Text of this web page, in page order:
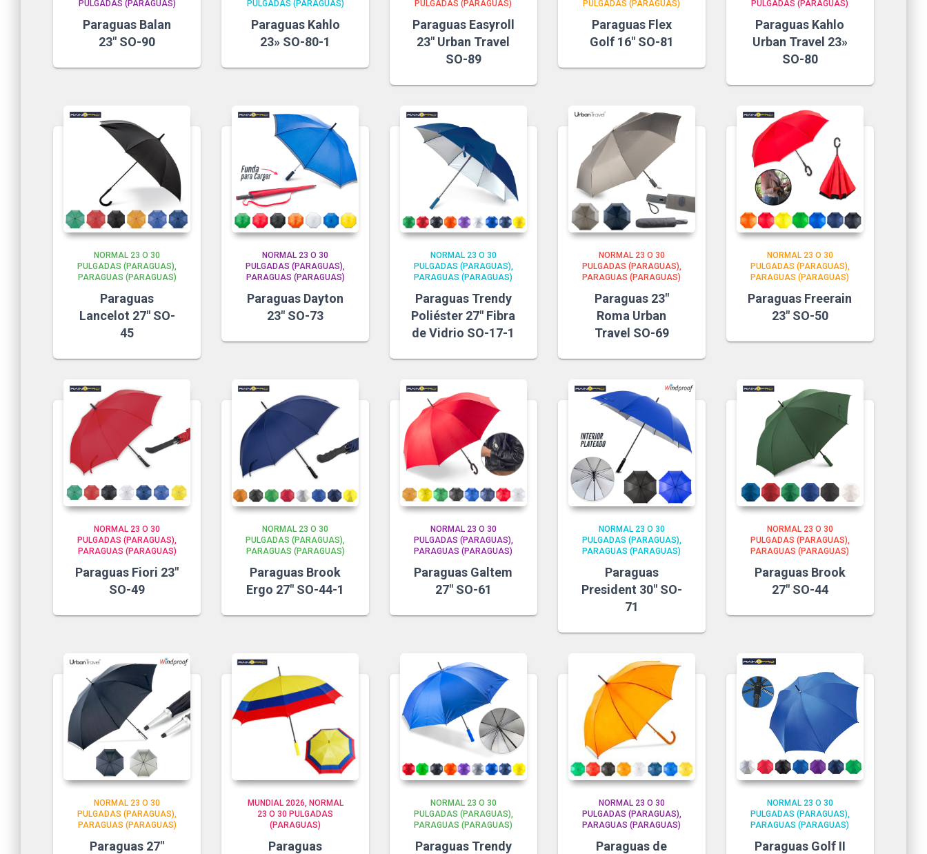
PULGADAS (PARAGUAS)
Paraguas Balan
23″ SO-90
PULGADAS (PARAGUAS)
Paraguas Kahlo
23» SO-80-1
PULGADAS (PARAGUAS)
Paraguas Easyroll
23″ Urban Travel
SO-89
PULGADAS (PARAGUAS)
Paraguas Flex
Golf 16″ SO-81
PULGADAS (PARAGUAS)
Paraguas Kahlo
Urban Travel 23»
SO-80
NORMAL 23 O 30
PULGADAS (PARAGUAS)
PARAGUAS (PARAGUAS)
Paraguas
Lancelot 27″ SO-
45
NORMAL 23 O 30
PULGADAS (PARAGUAS)
PARAGUAS (PARAGUAS)
Paraguas Dayton
23″ SO-73
NORMAL 23 O 30
PULGADAS (PARAGUAS)
PARAGUAS (PARAGUAS)
Paraguas Trendy
Poliéster 27″ Fibra
de Vidrio SO-17-1
NORMAL 23 O 30
PULGADAS (PARAGUAS)
PARAGUAS (PARAGUAS)
Paraguas 23″
Roma Urban
Travel SO-69
NORMAL 23 O 30
PULGADAS (PARAGUAS)
PARAGUAS (PARAGUAS)
Paraguas Freerain
23″ SO-50
NORMAL 23 O 30
PULGADAS (PARAGUAS)
PARAGUAS (PARAGUAS)
Paraguas Fiori 23″
SO-49
NORMAL 23 O 30
PULGADAS (PARAGUAS)
PARAGUAS (PARAGUAS)
Paraguas Brook
Ergo 27″ SO-44-1
NORMAL 23 O 30
PULGADAS (PARAGUAS)
PARAGUAS (PARAGUAS)
Paraguas Galtem
27″ SO-61
NORMAL 23 O 30
PULGADAS (PARAGUAS)
PARAGUAS (PARAGUAS)
Paraguas
President 30″ SO-
71
NORMAL 23 O 30
PULGADAS (PARAGUAS)
PARAGUAS (PARAGUAS)
Paraguas Brook
27″ SO-44
NORMAL 23 O 30
PULGADAS (PARAGUAS)
PARAGUAS (PARAGUAS)
Paraguas 27″
MUNDIAL 2026 NORMAL
23 O 30 PULGADAS
(PARAGUAS)
Paraguas
NORMAL 23 O 30
PULGADAS (PARAGUAS)
PARAGUAS (PARAGUAS)
Paraguas Trendy
NORMAL 23 O 30
PULGADAS (PARAGUAS)
PARAGUAS (PARAGUAS)
Paraguas de
NORMAL 23 O 30
PULGADAS (PARAGUAS)
PARAGUAS (PARAGUAS)
Paraguas Golf II